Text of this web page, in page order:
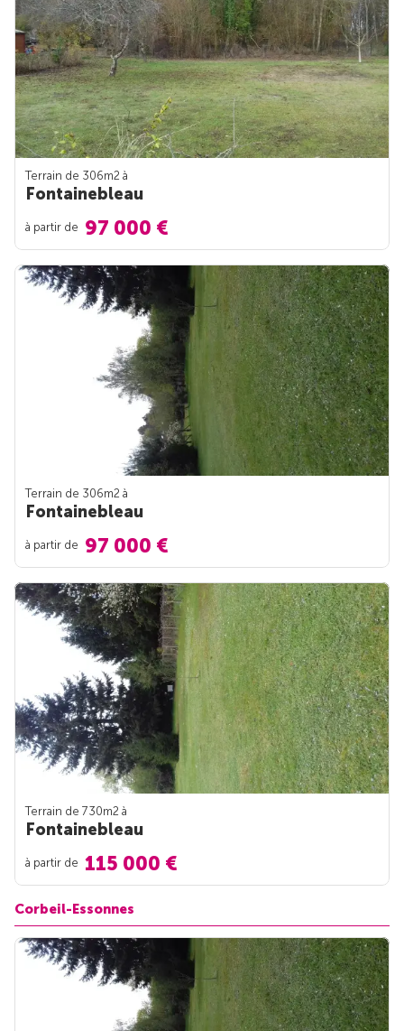
Terrain de 306m2 à
Fontainebleau
à partir de 97 000 €
Terrain de 306m2 à
Fontainebleau
à partir de 97 000 €
Terrain de 730m2 à
Fontainebleau
à partir de 115 000 €
Corbeil-Essonnes